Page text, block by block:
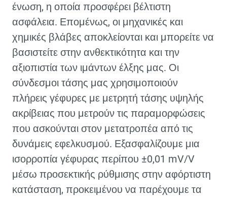
ένωση, η οποία προσφέρει βέλτιστη
ασφάλεια. Επομένως, οι μηχανικές και
χημικές βλάβες αποκλείονται και μπορείτε να
βασιστείτε στην ανθεκτικότητα και την
αξιοπιστία των ιμάντων έλξης μας. Οι
σύνδεσμοι τάσης μας χρησιμοποιούν
πλήρεις γέφυρες με μετρητή τάσης υψηλής
ακρίβειας που μετρούν τις παραμορφώσεις
που ασκούνται στον μετατροπέα από τις
δυνάμεις εφελκυσμού. Εξασφαλίζουμε μια
ισορροπία γέφυρας περίπου ±0,01 mV/V
μέσω προσεκτικής ρύθμισης στην αφόρτιστη
κατάσταση, προκειμένου να παρέχουμε τα